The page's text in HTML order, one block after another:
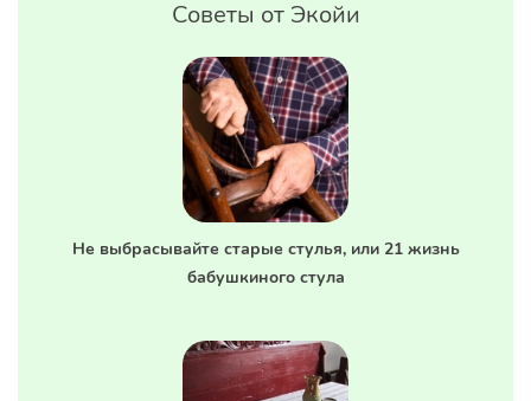
Советы от Экойи
Не выбрасывайте старые стулья, или 21 жизнь
бабушкиного стула